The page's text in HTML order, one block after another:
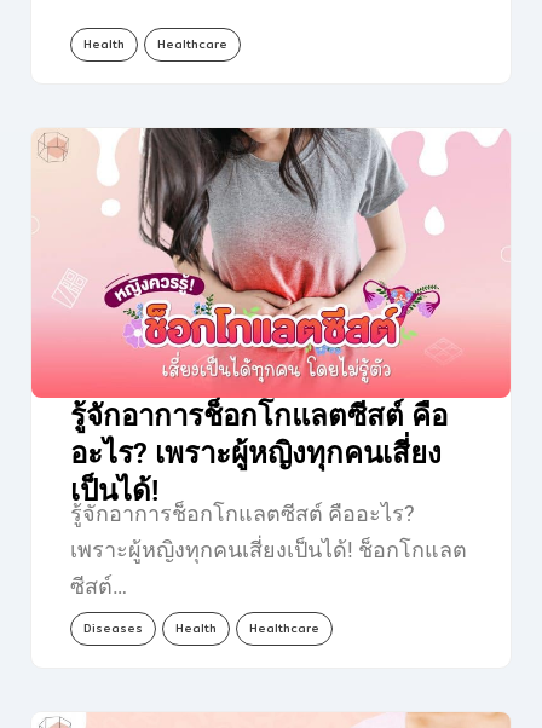
Health Healthcare
รู้จักอาการช็อกโกแลตซีสต์ คือ
อะไร? เพราะผู้หญิงทุกคนเสี่ยง
เป็นได้!
รู้จักอาการช็อกโกแลตซีสต์ คืออะไร?
เพราะผู้หญิงทุกคนเสี่ยงเป็นได้! ช็อกโกแลต
ซีสต์…
Diseases Health Healthcare